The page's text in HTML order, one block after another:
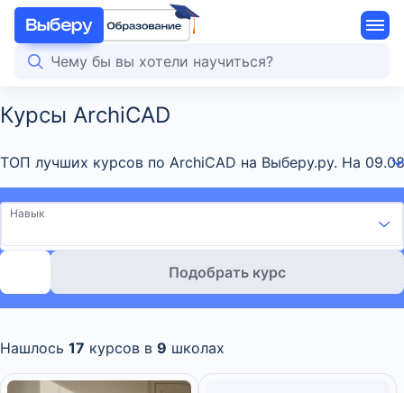
Курсы ArchiCAD
ТОП лучших курсов по ArchiCAD на Выберу.ру. На
Навык
Подобрать курс
Нашлось 17 курсов в 9 школах